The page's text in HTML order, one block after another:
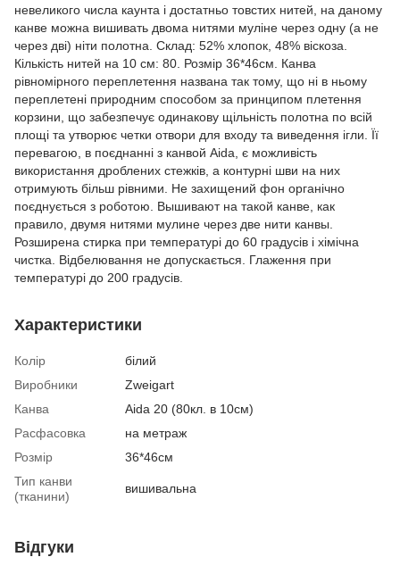
невеликого числа каунта і достатньо товстих нитей, на даному
канве можна вишивать двома нитями муліне через одну (а не
через дві) ніти полотна. Склад: 52% хлопок, 48% віскоза.
Кількість нитей на 10 см: 80. Розмір 36*46см. Канва
рівномірного переплетення названа так тому, що ні в ньому
переплетені природним способом за принципом плетення
корзини, що забезпечує одинакову щільність полотна по всій
площі та утворює четки отвори для входу та виведення ігли. Її
перевагою, в поєднанні з канвой Aida, є можливість
використання дроблених стежків, а контурні шви на них
отримують більш рівними. Не захищений фон органічно
поєднується з роботою. Вышивают на такой канве, как
правило, двумя нитями мулине через две нити канвы.
Розширена стирка при температурі до 60 градусів і хімічна
чистка. Відбелювання не допускається. Глаження при
температурі до 200 градусів.
Характеристики
Колір
білий
Виробники
Zweigart
Канва
Aida 20 (80кл. в 10см)
Расфасовка
на метраж
Розмір
36*46см
Тип канви
(тканини)
вишивальна
Відгуки